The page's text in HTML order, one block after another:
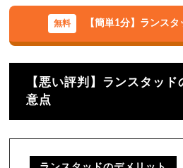
【簡単1分】ランス
【悪い評判】ランスタッ
意点